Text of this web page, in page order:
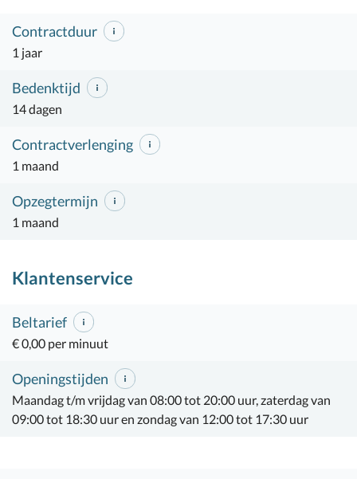
Contractduur
1 jaar
Bedenktijd
14 dagen
Contractverlenging
1 maand
Opzegtermijn
1 maand
Klantenservice
Beltarief
€ 0,00 per minuut
Openingstijden
Maandag t/m vrijdag van 08:00 tot 20:00 uur, zaterdag van
09:00 tot 18:30 uur en zondag van 12:00 tot 17:30 uur